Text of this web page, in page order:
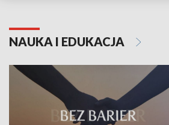
NAUKA I EDUKACJA